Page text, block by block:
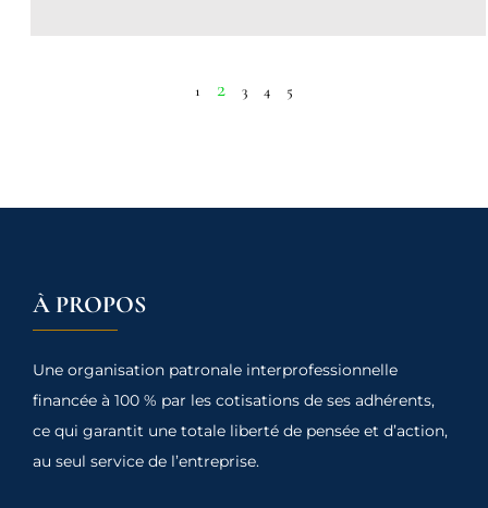
1 2 3 4 5
À PROPOS
Une organisation patronale interprofessionnelle
financée à 100 % par les cotisations de ses adhérents,
ce qui garantit une totale liberté de pensée et d’action,
au seul service de l’entreprise.